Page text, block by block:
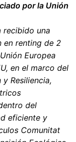
por la Unión
recibido una
en renting de 2
Europea
en el marco del
Resiliencia,
del
eficiente y
Comunitat